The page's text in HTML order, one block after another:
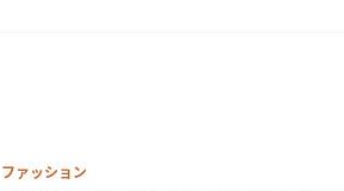
ファッション